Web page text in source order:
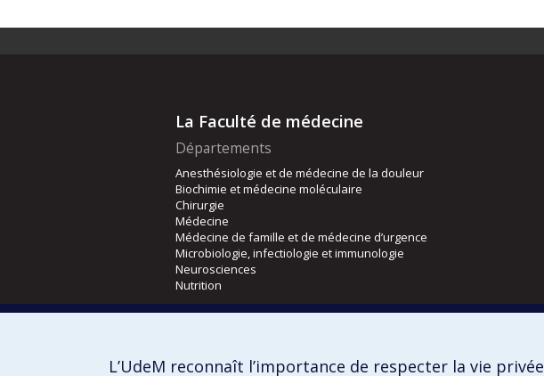
La Faculté de médecine
Départements
Anesthésiologie et de médecine de la douleur
Biochimie et médecine moléculaire
Chirurgie
Médecine
Médecine de famille et de médecine d’urgence
Microbiologie, infectiologie et immunologie
Neurosciences
Nutrition
Orthophonie et audiologie
L’UdeM reconnaît l’importance de respecter la vie privée